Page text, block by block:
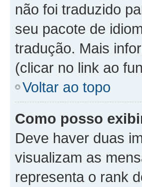
não foi traduzido
seu pacote de
tradução. Mais
(clicar no link ao
Voltar ao topo
Como posso
Deve haver duas
visualizam as
representa o rank